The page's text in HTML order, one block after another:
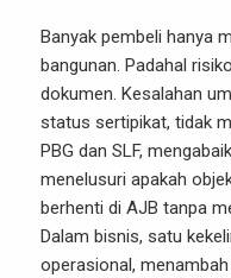
Banyak pembeli hanya
bangunan. Padahal
dokumen. Kesalahan
status sertipikat, tidak
PBG dan SLF,
menelusuri apakah
berhenti di AJB tanpa
Dalam bisnis, satu
operasional,